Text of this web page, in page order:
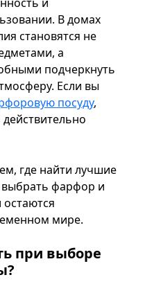
В домах
становятся не
а
подчеркнуть
Если вы
посуду,
где найти лучшие
выбрать фарфор и
мире.
при выборе